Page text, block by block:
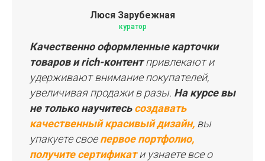
Люся Зарубежная
куратор
Качественно оформленные карточки
товаров и rich-контентпривлекают и
удерживают внимание покупателей,
увеличивая продажи в разы. На курсе вы
не только научитесьсоздавать
качественный красивый дизайн, вы
упакуете своепервое портфолио,
получите сертификат и узнаете все о